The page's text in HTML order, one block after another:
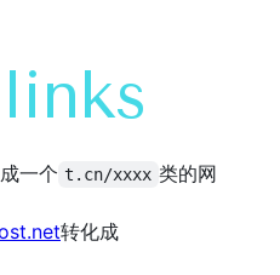
一个 t.cn/xxxx 类的网
转化成